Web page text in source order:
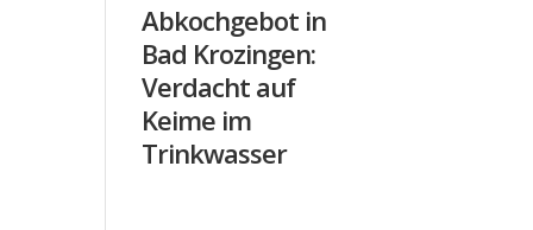
Abkochgebot in
Bad Krozingen:
Verdacht auf
Keime im
Trinkwasser